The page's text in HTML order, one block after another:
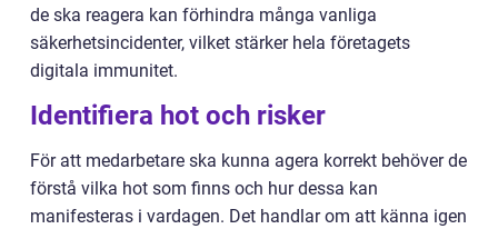
de ska reagera kan förhindra många vanliga
säkerhetsincidenter, vilket stärker hela företagets
digitala immunitet.
Identifiera hot och risker
För att medarbetare ska kunna agera korrekt behöver de
förstå vilka hot som finns och hur dessa kan
manifesteras i vardagen. Det handlar om att känna igen